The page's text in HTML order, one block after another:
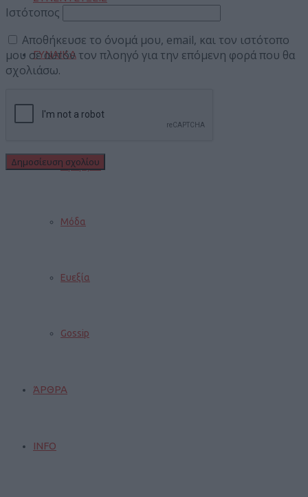
ΓΥΝΑΙΚΑ
Μαγειρική
Ομορφιά
Μόδα
Ευεξία
Gossip
ΆΡΘΡΑ
INFO
Ιστότοπος
Αποθήκευσε το όνομά μου, email, και τον ιστότοπο
μου σε αυτόν τον πλοηγό για την επόμενη φορά που θα
σχολιάσω.